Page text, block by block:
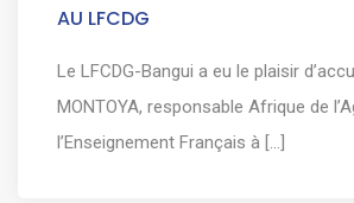
AU LFCDG
Le LFCDG-Bangui a eu le plaisir
MONTOYA, responsable Afrique de
l’Enseignement Français à [...]